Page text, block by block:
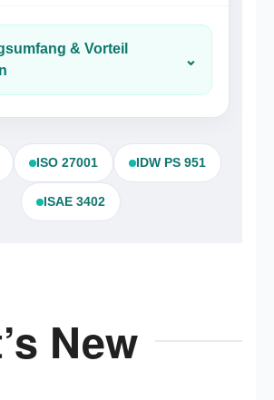
& Vorteil
⌄
ISO 27001 IDW PS 951
ISAE 3402
New